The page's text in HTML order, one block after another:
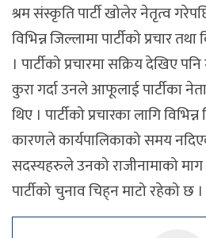
श्रम संस्कृति पार्टी खोलेर नेतृत्व
विभिन्न जिल्लामा पार्टीको प्रचार
। पार्टीको प्रचारमा सक्रिय देखिए
कुरा गर्दा उनले आफूलाई पार्टीका
थिए । पार्टीको प्रचारका लागि
कारणले कार्यपालिकाको समय
सदस्यहरुले उनको राजीनामाको
पार्टीको चुनाव चिह्‌न माटो रहेको छ ।